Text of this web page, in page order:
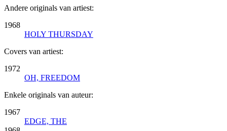
Andere originals van artiest:
1968
HOLY THURSDAY
Covers van artiest:
1972
OH, FREEDOM
Enkele originals van auteur:
1967
EDGE, THE